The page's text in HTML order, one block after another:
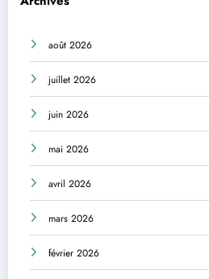
août 2026
juillet 2026
juin 2026
mai 2026
avril 2026
mars 2026
février 2026